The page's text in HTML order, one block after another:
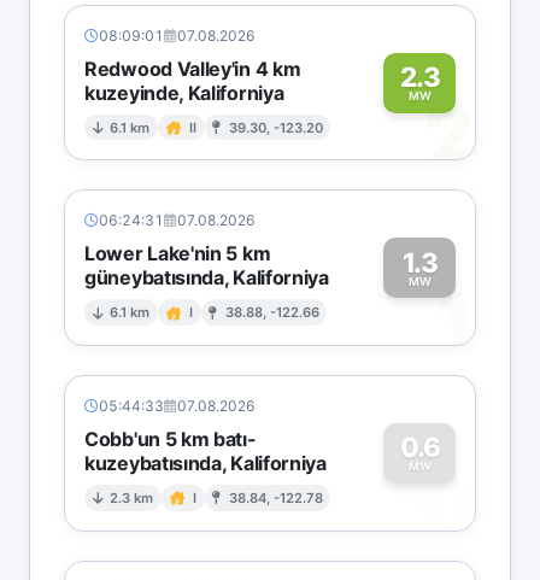
08:09:01 07.08.2026
Redwood Valley'in 4 km
kuzeyinde, Kaliforniya
6.1 km II 39.30, -123.20
2.3
MW2
06:24:31 07.08.2026
Lower Lake'nin 5 km
güneybatısında, Kaliforniya
6.1 km I 38.88, -122.66
1.3
MW1
05:44:33 07.08.2026
Cobb'un 5 km batı-
kuzeybatısında, Kaliforniya
2.3 km I 38.84, -122.78
0.6
MW
0